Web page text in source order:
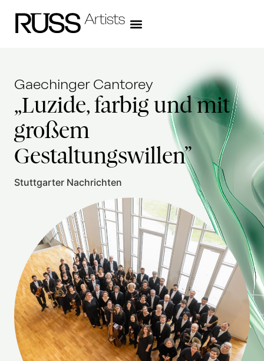
Gaechinger Cantorey
„Luzide, farbig und mit
großem
Gestaltungswillen”
Stuttgarter Nachrichten